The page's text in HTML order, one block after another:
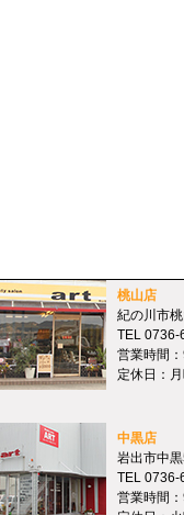
桃山店
紀の川市
TEL 0736-
営業時間
定休日：
中黒店
岩出市中
TEL 0736-
営業時間